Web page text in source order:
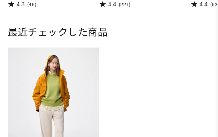
4.3 (46)
4.4 (221)
4.4
最近チェックした商品